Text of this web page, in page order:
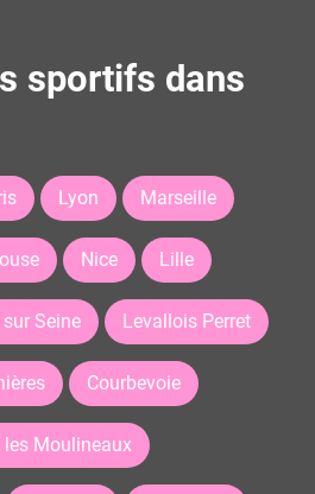
sportifs dans
Lyon Marseille
Nice Lille
Seine Levallois Perret
Courbevoie
les Moulineaux